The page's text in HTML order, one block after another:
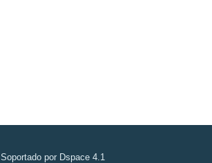
Soportado por Dspace 4.1